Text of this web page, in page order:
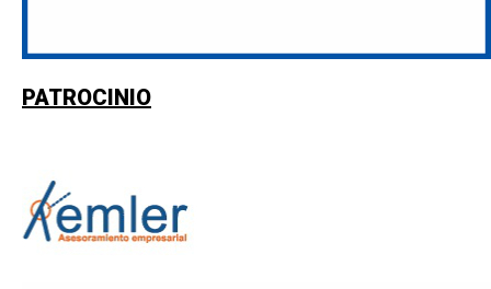
PATROCINIO